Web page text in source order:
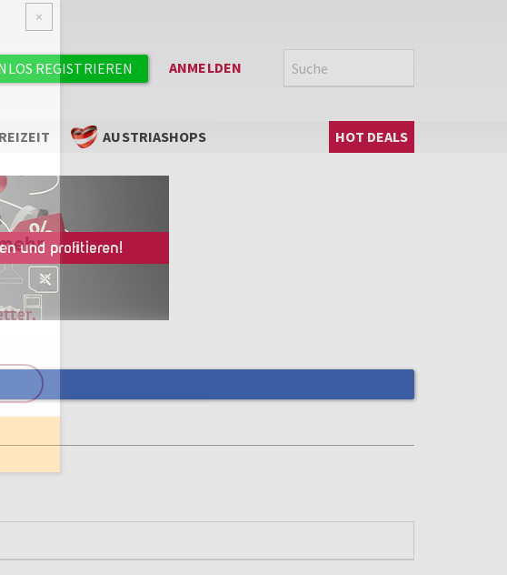
Suche
REGISTRIEREN ANMELDEN
AUSTRIASHOPS Hauptnavigation
HOT DEALS
×